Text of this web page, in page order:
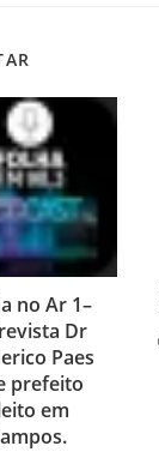
no Ar 1–
Dr
Paes
prefeito
em